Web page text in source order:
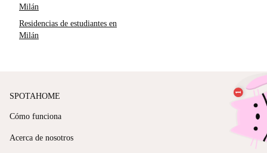
Milán
Residencias de estudiantes en
Milán
SPOTAHOME
Cómo funciona
Acerca de nosotros